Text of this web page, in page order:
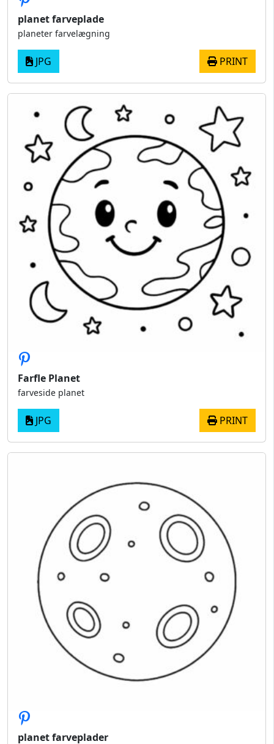
planet farveplade
planeter farvelægning
JPG PRINT
Farfle Planet
farveside planet
JPG PRINT
planet farveplader